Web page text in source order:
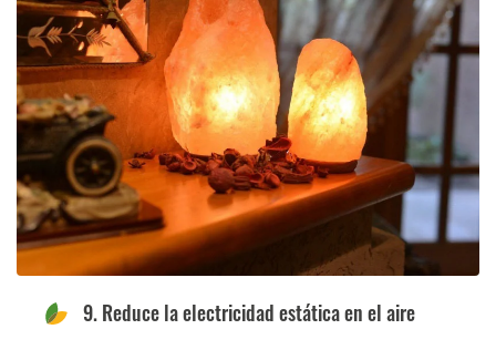
9. Reduce la electricidad estática en el aire